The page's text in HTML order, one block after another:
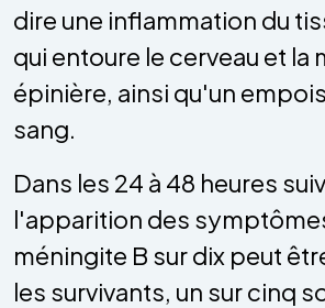
dire une inflammation du
qui entoure le cerveau et la
épinière, ainsi qu'un
sang.
Dans les 24 à 48 heures
l'apparition des
méningite B sur dix peut
les survivants, un sur cinq